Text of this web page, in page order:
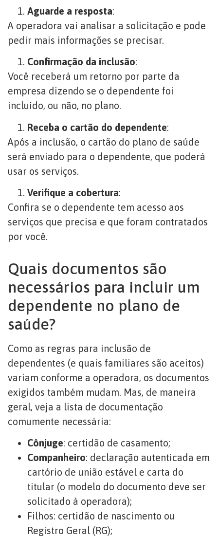
Aguarde a resposta:
A operadora vai analisar a solicitação e pode
pedir mais informações se precisar.
Confirmação da inclusão:
Você receberá um retorno por parte da
empresa dizendo se o dependente foi
incluído, ou não, no plano.
Receba o cartão do dependente:
Após a inclusão, o cartão do plano de saúde
será enviado para o dependente, que poderá
usar os serviços.
Verifique a cobertura:
Confira se o dependente tem acesso aos
serviços que precisa e que foram contratados
por você.
Quais documentos são
necessários para incluir um
dependente no plano de
saúde?
Como as regras para inclusão de
dependentes (e quais familiares são aceitos)
variam conforme a operadora, os documentos
exigidos também mudam. Mas, de maneira
geral, veja a lista de documentação
comumente necessária:
Cônjuge: certidão de casamento;
Companheiro: declaração autenticada em
cartório de união estável e carta do
titular (o modelo do documento deve ser
solicitado à operadora);
Filhos: certidão de nascimento ou
Registro Geral (RG);